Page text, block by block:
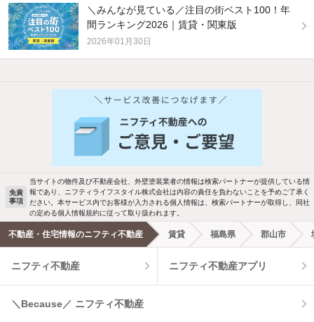
＼みんなが見ている／注目の街ベスト100！年
間ランキング2026｜賃貸・関東版
2026年01月30日
他の人はこんな条件で絞り込んでいます！
バス・トイレ別 2階以上
駐車場あり ペット相談
洗濯機置場あり 独立洗面台
エアコンあり 都市ガス
温水洗浄便座 オートロック
コンロ2口以上
新着物件メール通知
検索中の条件の新着物件情報をいち早く
新着メール通知を受け取る
免責
事項
当サイトの物件及び不動産会社、外壁塗装業者の情報は検索パートナーが提供している情
報であり、ニフティライフスタイル株式会社は内容の責任を負わないことを予めご了承く
ださい。本サービス内でお客様が入力される個人情報は、検索パートナーが取得し、同社
の定める個人情報規約に従って取り扱われます。
不動産・住宅情報のニフティ不動産 賃貸 福島県 郡山市
ニフティ不動産 ニフティ不動産アプリ
＼Because／ ニフティ不動産